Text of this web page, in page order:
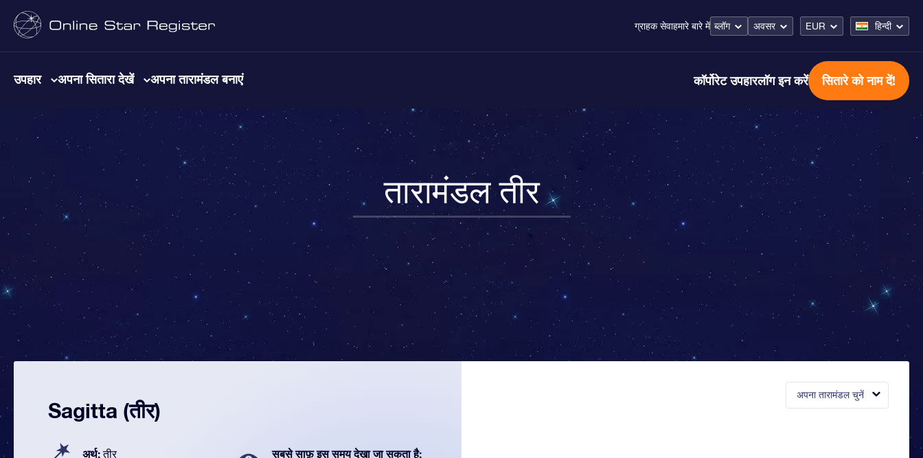
ग्राहक सेवाहमारे बारे में ब्लॉग अवसर EUR हिन्दी
उपहार अपना सितारा देखें अपना तारामंडल बनाएं कॉर्पोरेट उपहारलॉग इन करें सितारे को नाम दें!
तारामंडल तीर
अपना तारामंडल चुनें
Sagitta (तीर)
अर्थ:तीर सबसे साफ़ इस समय देखा जा सकता है: